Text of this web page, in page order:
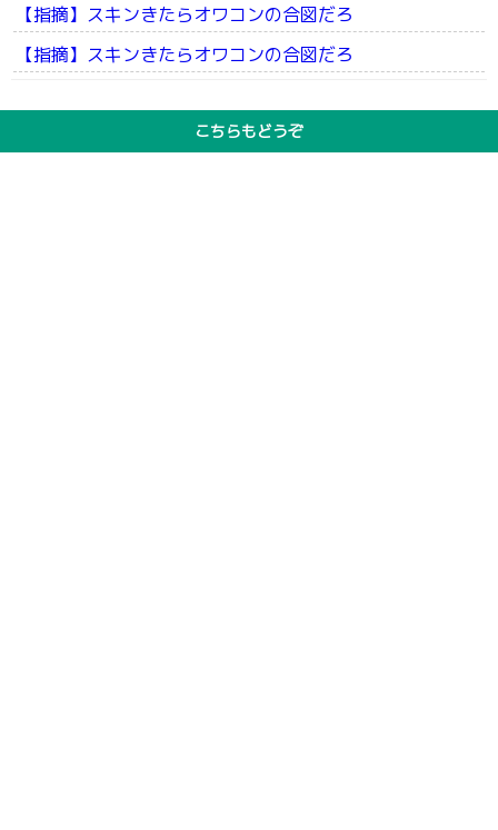
【指摘】スキンきたらオワコンの合図だろ
【指摘】スキンきたらオワコンの合図だろ
こちらもどうぞ